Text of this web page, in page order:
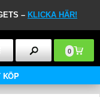
– KLICKA HÄR!
0
KÖP